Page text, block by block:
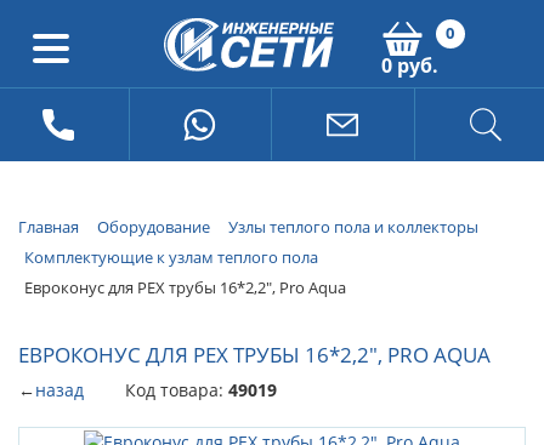
0
0 руб.
Главная Оборудование
Узлы теплого пола и коллекторы
Комплектующие к узлам теплого пола
Евроконус для PEX трубы 16*2,2", Pro Aqua
ЕВРОКОНУС ДЛЯ PEX ТРУБЫ 16*2,2", PRO AQUA
←назад Код товара: 49019